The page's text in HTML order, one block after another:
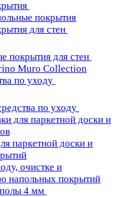
покрытия
для стен
покрытия для стен
Muro Collection
по уходу
по уходу
для паркетной доски и
паркетной доски и
очистке и
напольных покрытий
4 мм